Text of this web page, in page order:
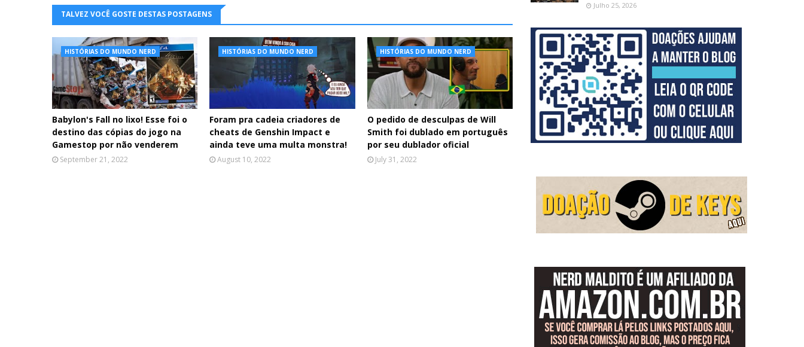
TALVEZ VOCÊ GOSTE DESTAS POSTAGENS
HISTÓRIAS DO MUNDO NERD
Babylon's Fall no lixo! Esse foi o
destino das cópias do jogo na
Gamestop por não venderem
September 21, 2022
HISTÓRIAS DO MUNDO NERD
Foram pra cadeia criadores de
cheats de Genshin Impact e
ainda teve uma multa monstra!
August 10, 2022
HISTÓRIAS DO MUNDO NERD
O pedido de desculpas de Will
Smith foi dublado em português
por seu dublador oficial
July 31, 2022
Julho 25, 2026